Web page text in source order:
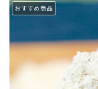
おすすめ商品